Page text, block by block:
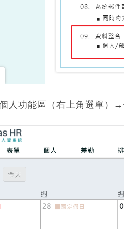
人功能區（右上角選單）